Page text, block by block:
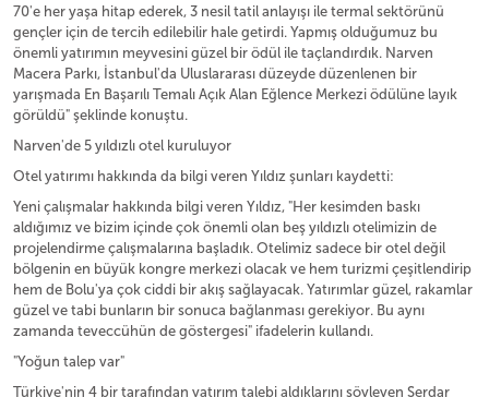
70'e her yaşa hitap ederek, 3 nesil tatil anlayışı ile termal sektörünü
gençler için de tercih edilebilir hale getirdi. Yapmış olduğumuz bu
önemli yatırımın meyvesini güzel bir ödül ile taçlandırdık. Narven
Macera Parkı, İstanbul'da Uluslararası düzeyde düzenlenen bir
yarışmada En Başarılı Temalı Açık Alan Eğlence Merkezi ödülüne layık
görüldü" şeklinde konuştu.
Narven'de 5 yıldızlı otel kuruluyor
Otel yatırımı hakkında da bilgi veren Yıldız şunları kaydetti:
Yeni çalışmalar hakkında bilgi veren Yıldız, "Her kesimden baskı
aldığımız ve bizim içinde çok önemli olan beş yıldızlı otelimizin de
projelendirme çalışmalarına başladık. Otelimiz sadece bir otel değil
bölgenin en büyük kongre merkezi olacak ve hem turizmi çeşitlendirip
hem de Bolu'ya çok ciddi bir akış sağlayacak. Yatırımlar güzel, rakamlar
güzel ve tabi bunların bir sonuca bağlanması gerekiyor. Bu aynı
zamanda teveccühün de göstergesi" ifadelerin kullandı.
"Yoğun talep var"
Türkiye'nin 4 bir tarafından yatırım talebi aldıklarını söyleyen Serdar